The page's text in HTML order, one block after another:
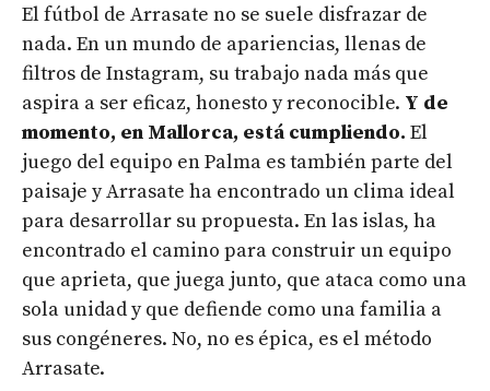
El fútbol de Arrasate no se suele disfrazar de
nada. En un mundo de apariencias, llenas de
filtros de Instagram, su trabajo nada más que
aspira a ser eficaz, honesto y reconocible. Y de
momento, en Mallorca, está cumpliendo. El
juego del equipo en Palma es también parte del
paisaje y Arrasate ha encontrado un clima ideal
para desarrollar su propuesta. En las islas, ha
encontrado el camino para construir un equipo
que aprieta, que juega junto, que ataca como una
sola unidad y que defiende como una familia a
sus congéneres. No, no es épica, es el método
Arrasate.